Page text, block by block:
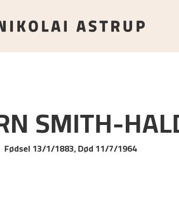
SMITH-
Fødsel 13/1/1883, Død 11/7/1964